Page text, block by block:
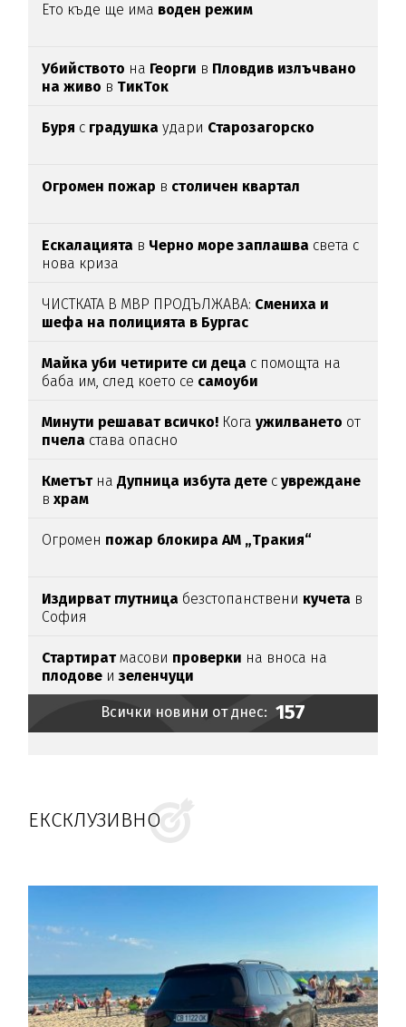
Ето къде ще има воден режим
Убийството на Георги в Пловдив излъчвано
на живо в ТикТок
Буря с градушкаудари Старозагорско
Огромен пожар в столичен квартал
Ескалацията в Черно море заплашва света с
нова криза
ЧИСТКАТА В МВР ПРОДЪЛЖАВА: Смениха и
шефа на полицията в Бургас
Майка уби четирите си деца с помощта на
баба им, след което се самоуби
Минути решават всичко! Когаужилването от
пчела става опасно
Кметът наДупница избута дете сувреждане
вхрам
Огромен пожар блокира АМ „Тракия“
Издирват глутница безстопанствени кучета в
София
Стартиратмасови проверки на вноса на
плодове и зеленчуци
Всички новини от днес: 157
ЕКСКЛУЗИВНО